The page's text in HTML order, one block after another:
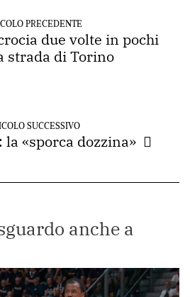
PRECEDENTE
due volte in pochi
strada di Torino
SUCCESSIVO
«sporca dozzina»
anche a